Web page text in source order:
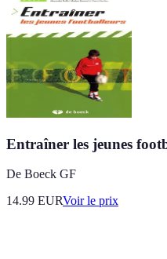
Entraîner les jeunes
De Boeck GF
14.99 EURVoir le prix